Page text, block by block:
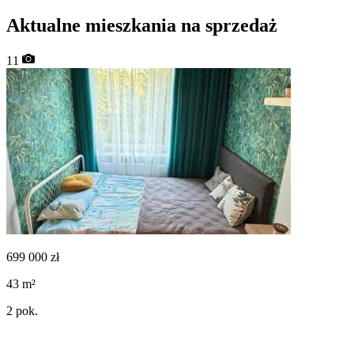
Aktualne mieszkania na sprzedaż
11
699 000 zł
43 m²
2 pok.